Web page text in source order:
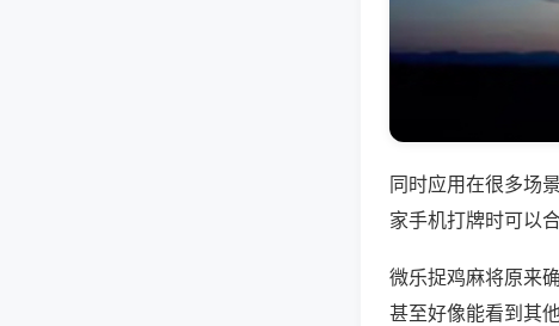
同时应用在很多场
家手机打牌时可以
微乐捉鸡麻将原来
甚至好像能看到其